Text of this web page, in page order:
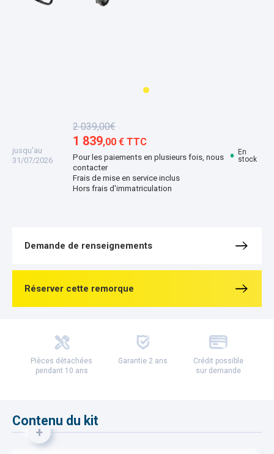
jusqu'au
31/07/2026
2 039,00€
1 839,00 € TTC
Pour les paiements en plusieurs fois, nous
contacter
Frais de mise en service inclus
Hors frais d'immatriculation
En
stock
Demande de renseignements
Réserver cette remorque
Pièces détachées
pendant 10 ans
Garantie 2 ans
Crédit possible
sur demande
Contenu du kit
+